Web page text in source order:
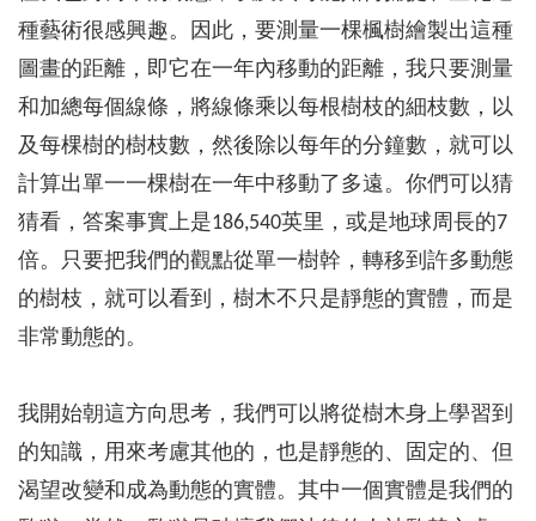
種藝術很感興趣。因此，要測量一棵楓樹繪製出這種
圖畫的距離，即它在一年內移動的距離，我只要測量
和加總每個線條，將線條乘以每根樹枝的細枝數，以
及每棵樹的樹枝數，然後除以每年的分鐘數，就可以
計算出單一一棵樹在一年中移動了多遠。你們可以猜
猜看，答案事實上是186,540英里，或是地球周長的7
倍。只要把我們的觀點從單一樹幹，轉移到許多動態
的樹枝，就可以看到，樹木不只是靜態的實體，而是
非常動態的。
我開始朝這方向思考，我們可以將從樹木身上學習到
的知識，用來考慮其他的，也是靜態的、固定的、但
渴望改變和成為動態的實體。其中一個實體是我們的